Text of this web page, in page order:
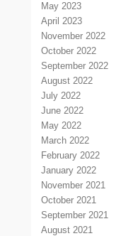
May 2023
April 2023
November 2022
October 2022
September 2022
August 2022
July 2022
June 2022
May 2022
March 2022
February 2022
January 2022
November 2021
October 2021
September 2021
August 2021